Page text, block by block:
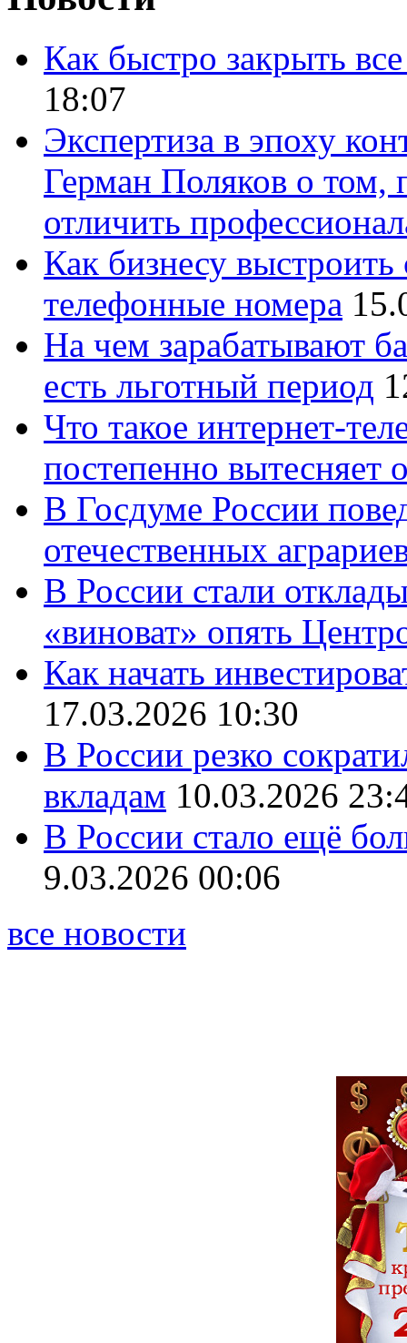
Как быстро закрыть
18:07
Экспертиза в эпоху
Герман Поляков о том,
отличить
Как бизнесу
телефонные номера
На чем зарабатывают
есть льготный период
Что такое интернет-
постепенно вытесняет
В Госдуме России
отечественных
В России стали
«виноват» опять
Как начать
17.03.2026 10:30
В России резко
вкладам 10.03.2026
В России стало ещё
9.03.2026 00:06
все новости